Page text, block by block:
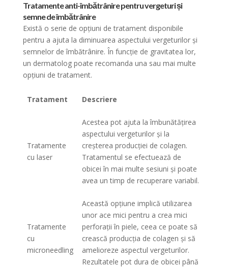
Tratamente anti-îmbătrânire pentru vergeturi și
semne de îmbătrânire
Există o serie de opțiuni de tratament disponibile
pentru a ajuta la diminuarea aspectului vergeturilor și
semnelor de îmbătrânire. În funcție de gravitatea lor,
un dermatolog poate recomanda una sau mai multe
opțiuni de tratament.
Tratament Descriere
Tratamente
cu laser
Acestea pot ajuta la îmbunătățirea
aspectului vergeturilor și la
creșterea producției de colagen.
Tratamentul se efectuează de
obicei în mai multe sesiuni și poate
avea un timp de recuperare variabil.
Tratamente
cu
microneedling
Această opțiune implică utilizarea
unor ace mici pentru a crea mici
perforații în piele, ceea ce poate să
crească producția de colagen și să
amelioreze aspectul vergeturilor.
Rezultatele pot dura de obicei până